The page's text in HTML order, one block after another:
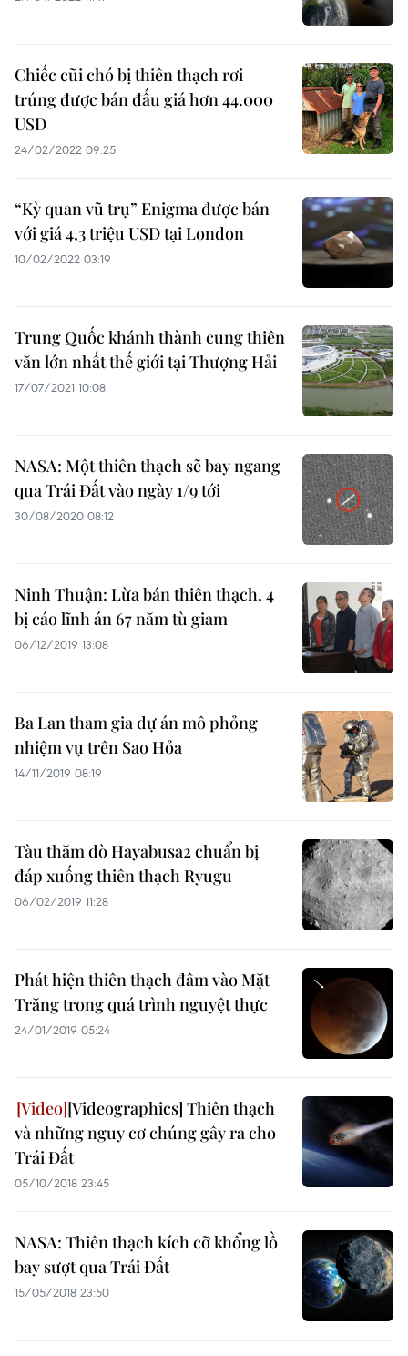
Chiếc cũi chó bị thiên thạch rơi
trúng được bán đấu giá hơn 44.000
USD
24/02/2022 09:25
“Kỳ quan vũ trụ” Enigma được bán
với giá 4,3 triệu USD tại London
10/02/2022 03:19
Trung Quốc khánh thành cung thiên
văn lớn nhất thế giới tại Thượng Hải
17/07/2021 10:08
NASA: Một thiên thạch sẽ bay ngang
qua Trái Đất vào ngày 1/9 tới
30/08/2020 08:12
Ninh Thuận: Lừa bán thiên thạch, 4
bị cáo lĩnh án 67 năm tù giam
06/12/2019 13:08
Ba Lan tham gia dự án mô phỏng
nhiệm vụ trên Sao Hỏa
14/11/2019 08:19
Tàu thăm dò Hayabusa2 chuẩn bị
đáp xuống thiên thạch Ryugu
06/02/2019 11:28
Phát hiện thiên thạch đâm vào Mặt
Trăng trong quá trình nguyệt thực
24/01/2019 05:24
[Videographics] Thiên thạch
và những nguy cơ chúng gây ra cho
Trái Đất
05/10/2018 23:45
NASA: Thiên thạch kích cỡ khổng lồ
bay sượt qua Trái Đất
15/05/2018 23:50